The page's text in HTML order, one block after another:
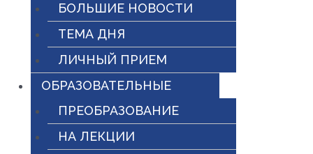
БОЛЬШИЕ НОВОСТИ
ТЕМА ДНЯ
ЛИЧНЫЙ ПРИЕМ
ОБРАЗОВАТЕЛЬНЫЕ
ПРЕОБРАЗОВАНИЕ
НА ЛЕКЦИИ